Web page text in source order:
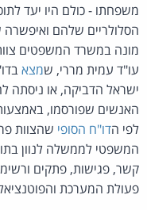
משפחתו - כולם היו יעד
הסלולריים שלהם
מונה במשרד המשפטים
עו"ד עמית מררי, שמצא
ישראל הדביקה, או ניסתה
האנשים שפורסמו,
לפי הדו"ח הסופי שהצוות
המשפטי לממשלה לנוון
קשר, פגישות, פתקים
פעולת המערכת